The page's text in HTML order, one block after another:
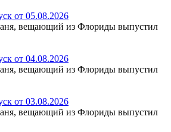
от 05.08.2026
вещающий из Флориды выпустил
от 04.08.2026
вещающий из Флориды выпустил
от 03.08.2026
вещающий из Флориды выпустил